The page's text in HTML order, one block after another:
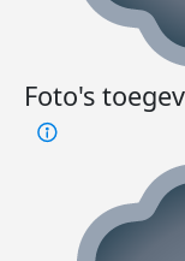
Foto's